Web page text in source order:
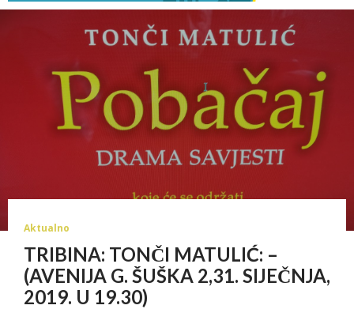
Aktualno
TRIBINA: TONČI MATULIĆ: –
(AVENIJA G. ŠUŠKA 2,31. SIJEČNJA,
2019. U 19.30)